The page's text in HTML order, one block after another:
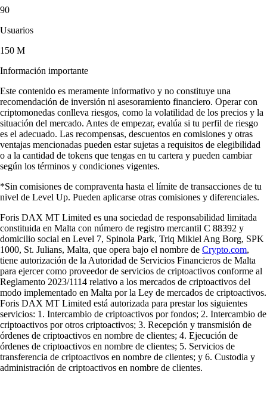
90
Usuarios
150 M
Información importante
Este contenido es meramente informativo y no constituye una
recomendación de inversión ni asesoramiento financiero. Operar con
criptomonedas conlleva riesgos, como la volatilidad de los precios y la
situación del mercado. Antes de empezar, evalúa si tu perfil de riesgo
es el adecuado. Las recompensas, descuentos en comisiones y otras
ventajas mencionadas pueden estar sujetas a requisitos de elegibilidad
o a la cantidad de tokens que tengas en tu cartera y pueden cambiar
según los términos y condiciones vigentes.
*Sin comisiones de compraventa hasta el límite de transacciones de tu
nivel de Level Up. Pueden aplicarse otras comisiones y diferenciales.
Foris DAX MT Limited es una sociedad de responsabilidad limitada
constituida en Malta con número de registro mercantil C 88392 y
domicilio social en Level 7, Spinola Park, Triq Mikiel Ang Borg, SPK
1000, St. Julians, Malta, que opera bajo el nombre de Crypto.com,
tiene autorización de la Autoridad de Servicios Financieros de Malta
para ejercer como proveedor de servicios de criptoactivos conforme al
Reglamento 2023/1114 relativo a los mercados de criptoactivos del
modo implementado en Malta por la Ley de mercados de criptoactivos.
Foris DAX MT Limited está autorizada para prestar los siguientes
servicios: 1. Intercambio de criptoactivos por fondos; 2. Intercambio de
criptoactivos por otros criptoactivos; 3. Recepción y transmisión de
órdenes de criptoactivos en nombre de clientes; 4. Ejecución de
órdenes de criptoactivos en nombre de clientes; 5. Servicios de
transferencia de criptoactivos en nombre de clientes; y 6. Custodia y
administración de criptoactivos en nombre de clientes.